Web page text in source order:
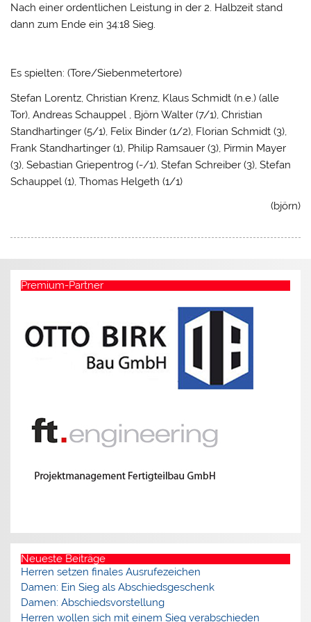
Nach einer ordentlichen Leistung in der 2. Halbzeit stand
dann zum Ende ein 34:18 Sieg.
Es spielten: (Tore/Siebenmetertore)
Stefan Lorentz, Christian Krenz, Klaus Schmidt (n.e.) (alle
Tor), Andreas Schauppel , Björn Walter (7/1), Christian
Standhartinger (5/1), Felix Binder (1/2), Florian Schmidt (3),
Frank Standhartinger (1), Philip Ramsauer (3), Pirmin Mayer
(3), Sebastian Griepentrog (-/1), Stefan Schreiber (3), Stefan
Schauppel (1), Thomas Helgeth (1/1)
(björn)
Premium-Partner
Neueste Beiträge
Herren setzen finales Ausrufezeichen
Damen: Ein Sieg als Abschiedsgeschenk
Damen: Abschiedsvorstellung
Herren wollen sich mit einem Sieg verabschieden